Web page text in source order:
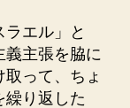
ラエル」と
義主張を脇に
って、ちょ
繰り返した